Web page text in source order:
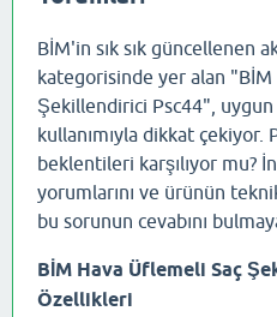
BİM'in sık sık güncellenen
kategorisinde yer alan "BİM
Şekillendirici Psc44",
kullanımıyla dikkat
beklentileri karşılıyor mu?
yorumlarını ve ürünün
bu sorunun cevabını
BİM Hava Üflemeli Saç
Özellikleri